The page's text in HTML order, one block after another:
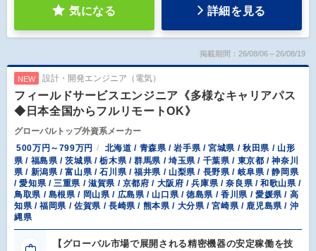
気になる 詳細を見る
掲載期間：26/08/06～26/08/19
NEW 設計・開発エンジニア（電気）
フィールドサービスエンジニア《多様なキャリアパス
◆日本全国からフルリモートOK》
グローバルトップ外資系メーカー
500万円～799万円
北海道 / 青森県 / 岩手県 / 宮城県 / 秋田県 / 山形
県 / 福島県 / 茨城県 / 栃木県 / 群馬県 / 埼玉県 / 千葉県 / 東京都 / 神奈川
県 / 新潟県 / 富山県 / 石川県 / 福井県 / 山梨県 / 長野県 / 岐阜県 / 静岡県
/ 愛知県 / 三重県 / 滋賀県 / 京都府 / 大阪府 / 兵庫県 / 奈良県 / 和歌山県 /
鳥取県 / 島根県 / 岡山県 / 広島県 / 山口県 / 徳島県 / 香川県 / 愛媛県 / 高
知県 / 福岡県 / 佐賀県 / 長崎県 / 熊本県 / 大分県 / 宮崎県 / 鹿児島県 / 沖
縄県
【グローバル市場で展開される精密機器の安定稼働を技